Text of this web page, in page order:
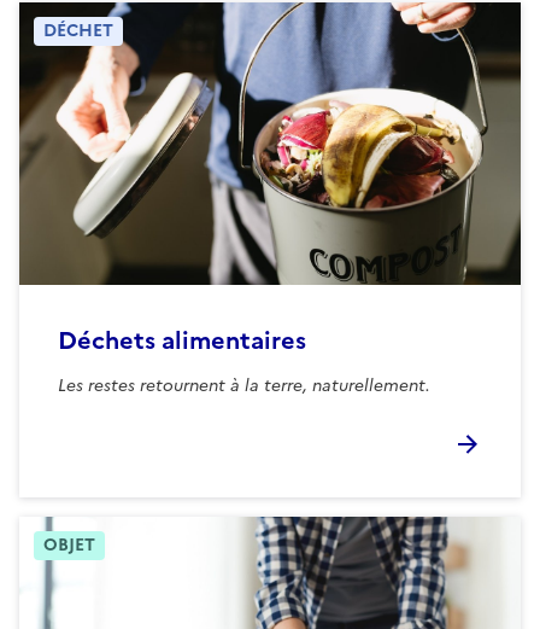
Déchets alimentaires
Les restes retournent à la terre, naturellement.
DÉCHET
OBJET